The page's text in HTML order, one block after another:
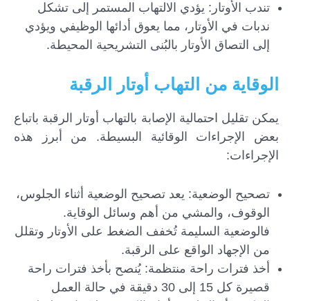
تندب الأوتار: يؤدي الالتهاب المستمر إلى تشكل
ندبات في الأوتار، مما يعوق أدائها الوظيفي ويؤدي
إلى التصاق الأوتار بالبُنى التشريحية المحيطة.
الوقاية من التهاب أوتار الرقبة
يمكن تقليل احتمالية الإصابة بالتهاب أوتار الرقبة باتباع
بعض الإجراءات الوقائية البسيطة. من أبرز هذه
الإجراءات:
تصحيح الوضعية: يعد تصحيح الوضعية أثناء الجلوس،
الوقوف، والمشي من أهم وسائل الوقاية.
فالوضعية السليمة تُخفف الضغط على الأوتار وتقلل
من الإجهاد الواقع على الرقبة.
أخذ فترات راحة منتظمة: يُنصح بأخذ فترات راحة
قصيرة كل 15 إلى 30 دقيقة في حالة العمل